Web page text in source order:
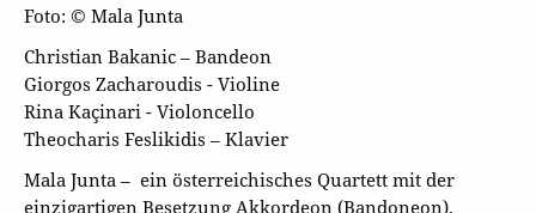
Foto: © Mala Junta
Christian Bakanic – Bandeon
Giorgos Zacharoudis - Violine
Rina Kaçinari - Violoncello
Theocharis Feslikidis – Klavier
Mala Junta – ein österreichisches Quartett mit der
einzigartigen Besetzung Akkordeon (Bandoneon),